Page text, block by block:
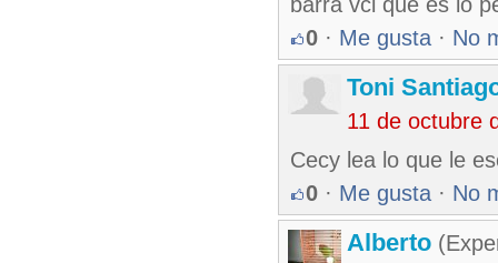
0 · Me gusta · No
Toni
11 de octubre
Cecy lea lo que le
0 · Me gusta · No
Alberto